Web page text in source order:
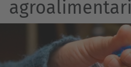
agroalimentari